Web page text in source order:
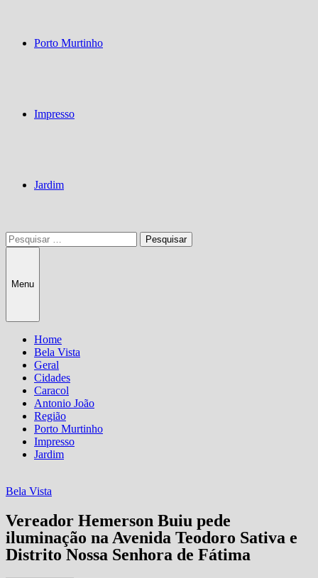
Porto Murtinho
Impresso
Jardim
Pesquisar
por:
Menu
Home
Bela Vista
Geral
Cidades
Caracol
Antonio João
Região
Porto Murtinho
Impresso
Jardim
Bela Vista
Vereador Hemerson Buiu pede
iluminação na Avenida Teodoro Sativa e
Distrito Nossa Senhora de Fátima